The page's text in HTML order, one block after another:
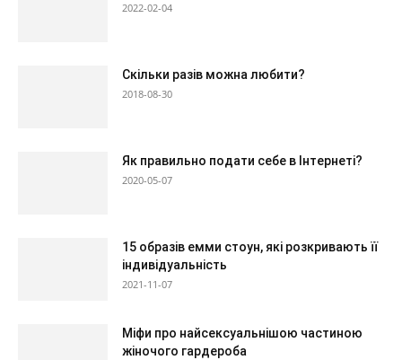
2022-02-04
Скільки разів можна любити?
2018-08-30
Як правильно подати себе в Інтернеті?
2020-05-07
15 образів емми стоун, які розкривають її
індивідуальність
2021-11-07
Міфи про найсексуальнішою частиною
жіночого гардероба